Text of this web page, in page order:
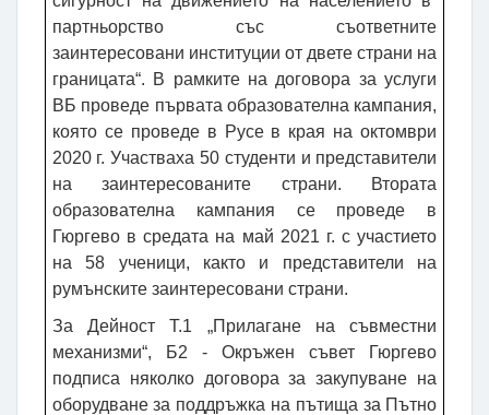
партньорство със съответните
заинтересовани институции от двете страни на
границата“. В рамките на договора за услуги
ВБ проведе първата образователна кампания,
която се проведе в Русе в края на октомври
2020 г. Участваха 50 студенти и представители
на заинтересованите страни. Втората
образователна кампания се проведе в
Гюргево в средата на май 2021 г. с участието
на 58 ученици, както и представители на
румънските заинтересовани страни.
За Дейност Т.1 „Прилагане на съвместни
механизми“, Б2 - Окръжен съвет Гюргево
подписа няколко договора за закупуване на
оборудване за поддръжка на пътища за Пътно